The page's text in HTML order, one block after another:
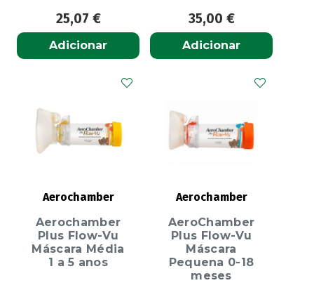
25,07 €
Adicionar
35,00 €
Adicionar
Aerochamber
Aerochamber
Plus Flow-Vu
Máscara Média
1 a 5 anos
Aerochamber
AeroChamber
Plus Flow-Vu
Máscara
Pequena 0-18
meses